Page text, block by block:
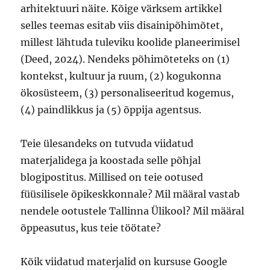
arhitektuuri näite. Kõige värksem artikkel
selles teemas esitab viis disainipõhimõtet,
millest lähtuda tuleviku koolide planeerimisel
(Deed, 2024). Nendeks põhimõteteks on (1)
kontekst, kultuur ja ruum, (2) kogukonna
ökosüsteem, (3) personaliseeritud kogemus,
(4) paindlikkus ja (5) õppija agentsus.
Teie ülesandeks on tutvuda viidatud
materjalidega ja koostada selle põhjal
blogipostitus. Millised on teie ootused
füüsilisele õpikeskkonnale? Mil määral vastab
nendele ootustele Tallinna Ülikool? Mil määral
õppeasutus, kus teie töötate?
Kõik viidatud materjalid on kursuse Google